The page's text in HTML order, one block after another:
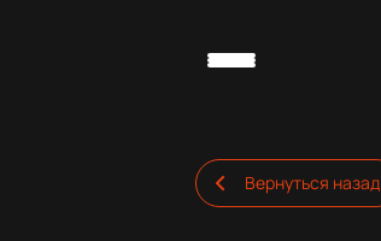
Вернуться назад